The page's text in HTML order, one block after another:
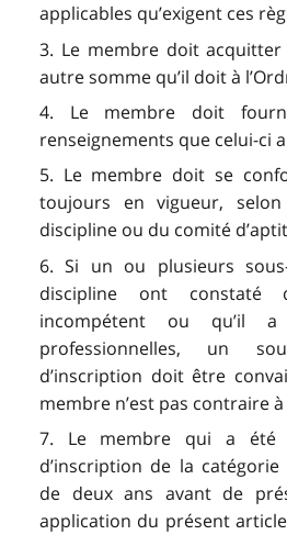
applicables qu’exigent ces
3. Le membre doit
autre somme qu’il doit à
4. Le membre doit
renseignements que celui-ci
5. Le membre doit se
toujours en vigueur,
discipline ou du comité
6. Si un ou plusieurs
discipline ont
incompétent ou qu’il
professionnelles, un
d’inscription doit être
membre n’est pas contraire à
7. Le membre qui a été
d’inscription de la
de deux ans avant de
application du présent